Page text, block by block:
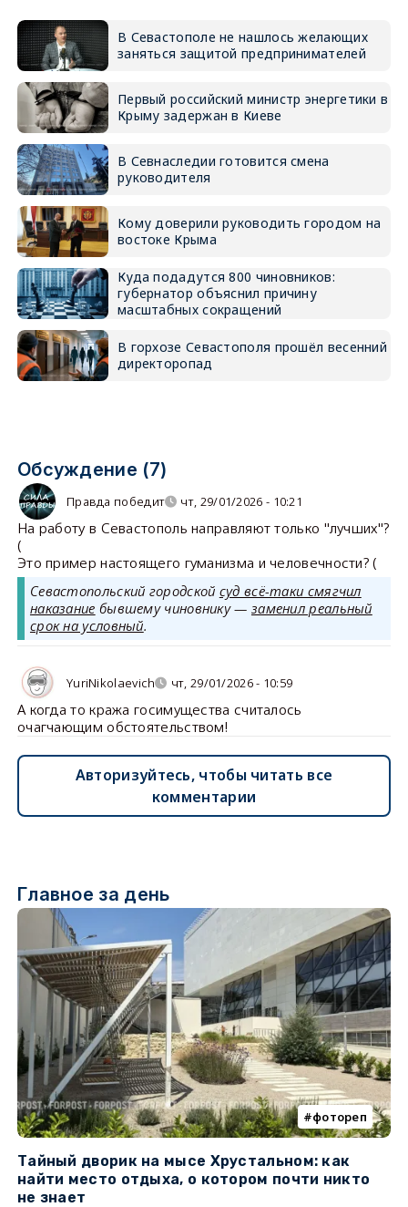
В Севастополе не нашлось желающих
заняться защитой предпринимателей
Первый российский министр энергетики в
Крыму задержан в Киеве
В Севнаследии готовится смена
руководителя
Кому доверили руководить городом на
востоке Крыма
Куда подадутся 800 чиновников:
губернатор объяснил причину
масштабных сокращений
В горхозе Севастополя прошёл весенний
директоропад
Обсуждение (7)
Правда победит чт, 29/01/2026 - 10:21
На работу в Севастополь направляют только "лучших"?
(
Это пример настоящего гуманизма и человечности? (
Севастопольский городской суд всё-таки смягчил
наказание бывшему чиновнику — заменил реальный
срок на условный.
YuriNikolaevich чт, 29/01/2026 - 10:59
А когда то кража госимущества считалось
очагчающим обстоятельством!
Авторизуйтесь, чтобы читать все
комментарии
Главное за день
фотореп
Тайный дворик на мысе Хрустальном: как
найти место отдыха, о котором почти никто
не знает